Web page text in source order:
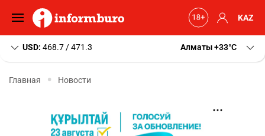
KAZ
USD: 468.7 / 471.3 Алматы+33 C
Главная Новости